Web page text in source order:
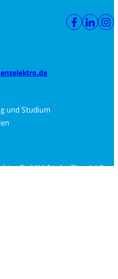
und Studium
GmbH | An der Ziegelei 6,